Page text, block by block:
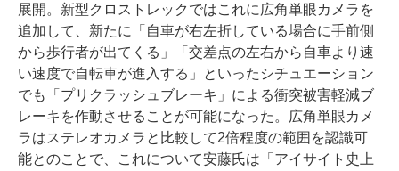
展開。新型クロストレックではこれに広角単眼カメラを
追加して、新たに「自車が右左折している場合に手前側
から歩行者が出てくる」「交差点の左右から自車より速
い速度で自転車が進入する」といったシチュエーション
でも「プリクラッシュブレーキ」による衝突被害軽減ブ
レーキを作動させることが可能になった。広角単眼カメ
ラはステレオカメラと比較して2倍程度の範囲を認識可
能とのことで、これについて安藤氏は「アイサイト史上